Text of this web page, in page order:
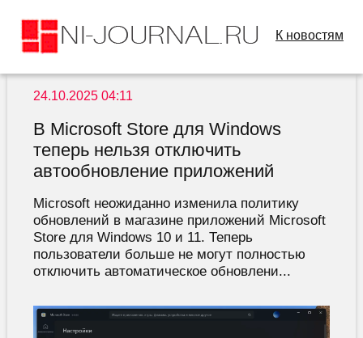
К новостям
24.10.2025 04:11
В Microsoft Store для Windows
теперь нельзя отключить
автообновление приложений
Microsoft неожиданно изменила политику
обновлений в магазине приложений Microsoft
Store для Windows 10 и 11. Теперь
пользователи больше не могут полностью
отключить автоматическое обновлени...